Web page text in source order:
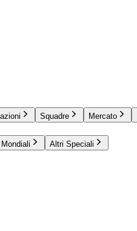
Squadre Mercato
Altri Speciali